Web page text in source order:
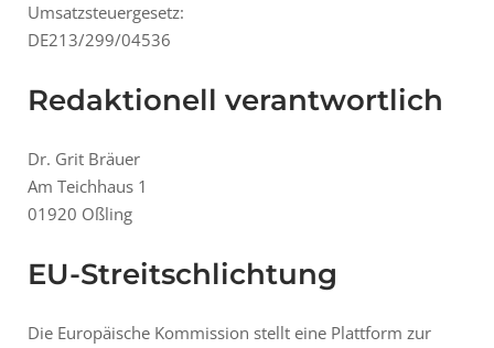
Umsatzsteuergesetz:
DE213/299/04536
Redaktionell verantwortlich
Dr. Grit Bräuer
Am Teichhaus 1
01920 Oßling
EU-Streitschlichtung
Die Europäische Kommission stellt eine Plattform zur